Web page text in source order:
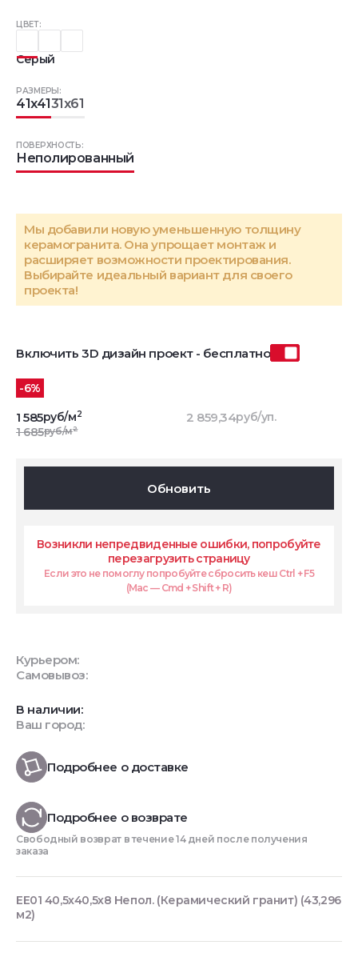
ЦВЕТ:
Серый
РАЗМЕРЫ:
41x4131x61
ПОВЕРХНОСТЬ:
Неполированный
Мы добавили новую уменьшенную толщину
керамогранита. Она упрощает монтаж и
расширяет возможности проектирования.
Выбирайте идеальный вариант для своего
проекта!
Включить 3D дизайн проект - бесплатно
-6%
1 585руб/м2
1 685руб/м2
2 859,34руб/уп.
Обновить
Возникли непредвиденные ошибки, попробуйте
перезагрузить страницу
Если это не помоглу попробуйте сбросить кеш Ctrl + F5
(Mac — Cmd + Shift + R)
Курьером:
Самовывоз:
В наличии:
Ваш город:
Подробнее о доставке
Подробнее о возврате
Свободный возврат в течение 14 дней после получения
заказа
EE01 40,5x40,5х8 Непол. (Керамический гранит) (43,296
м2)